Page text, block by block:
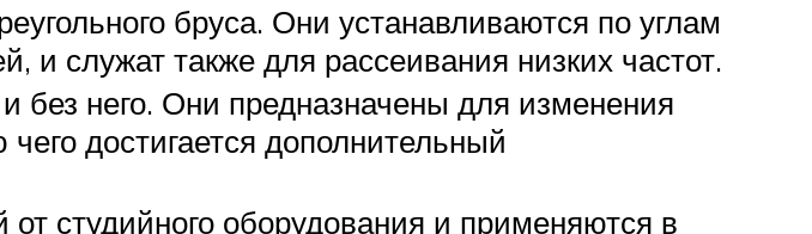
бруса. Они устанавливаются по углам
и служат также для рассеивания низких частот.
без него. Они предназначены для изменения
достигается дополнительный
студийного оборудования и применяются в